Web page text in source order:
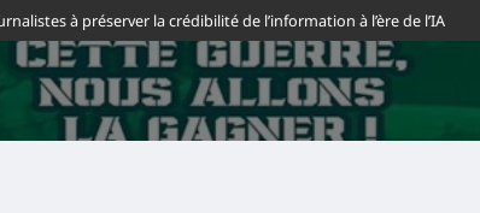
à préserver la crédibilité de l’information à l’ère de l’IA